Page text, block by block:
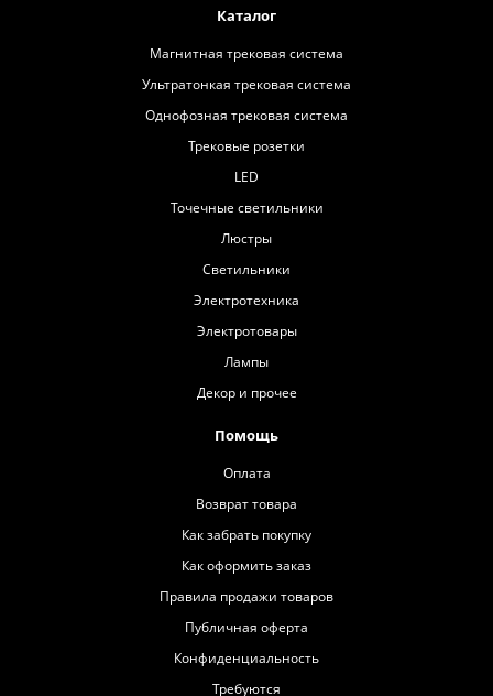
Каталог
Магнитная трековая система
Ультратонкая трековая система
Однофозная трековая система
Трековые розетки
LED
Точечные светильники
Люстры
Светильники
Электротехника
Электротовары
Лампы
Декор и прочее
Помощь
Оплата
Возврат товара
Как забрать покупку
Как оформить заказ
Правила продажи товаров
Публичная оферта
Конфиденциальность
Требуются